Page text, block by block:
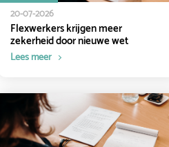
20-07-2026
Flexwerkers krijgen meer
zekerheid door nieuwe wet
Lees meer